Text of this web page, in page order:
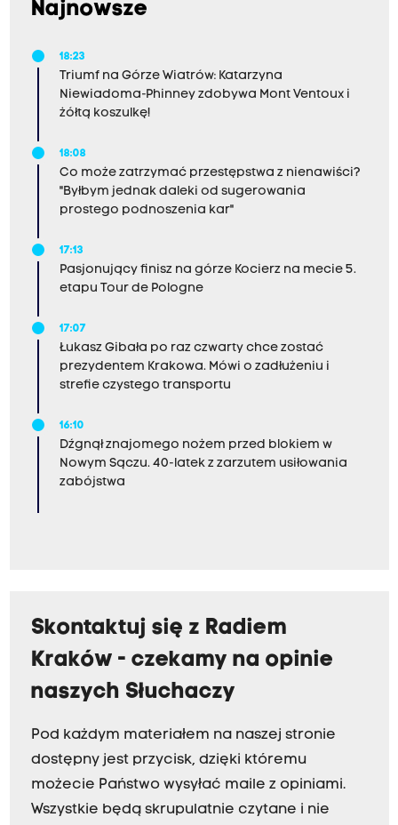
Najnowsze
18:23
Triumf na Górze Wiatrów: Katarzyna
Niewiadoma-Phinney zdobywa Mont Ventoux i
żółtą koszulkę!
18:08
Co może zatrzymać przestępstwa z nienawiści?
"Byłbym jednak daleki od sugerowania
prostego podnoszenia kar"
17:13
Pasjonujący finisz na górze Kocierz na mecie 5.
etapu Tour de Pologne
17:07
Łukasz Gibała po raz czwarty chce zostać
prezydentem Krakowa. Mówi o zadłużeniu i
strefie czystego transportu
16:10
Dźgnął znajomego nożem przed blokiem w
Nowym Sączu. 40-latek z zarzutem usiłowania
zabójstwa
Skontaktuj się z Radiem
Kraków - czekamy na opinie
naszych Słuchaczy
Pod każdym materiałem na naszej stronie
dostępny jest przycisk, dzięki któremu
możecie Państwo wysyłać maile z opiniami.
Wszystkie będą skrupulatnie czytane i nie